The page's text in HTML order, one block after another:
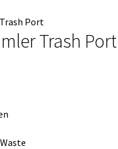
Trash Port